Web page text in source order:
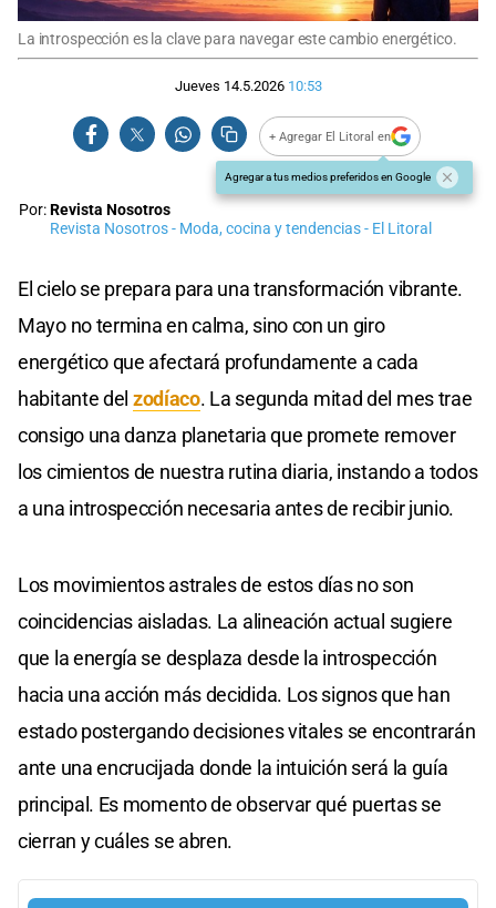
La introspección es la clave para navegar este cambio energético.
Jueves 14.5.2026 10:53
+ Agregar El Litoral en
Agregar a tus medios preferidos en Google
Por:Revista Nosotros
Revista Nosotros - Moda, cocina y tendencias - El Litoral
El cielo se prepara para una transformación vibrante.
Mayo no termina en calma, sino con un giro
energético que afectará profundamente a cada
habitante del zodíaco. La segunda mitad del mes trae
consigo una danza planetaria que promete remover
los cimientos de nuestra rutina diaria, instando a todos
a una introspección necesaria antes de recibir junio.
Los movimientos astrales de estos días no son
coincidencias aisladas. La alineación actual sugiere
que la energía se desplaza desde la introspección
hacia una acción más decidida. Los signos que han
estado postergando decisiones vitales se encontrarán
ante una encrucijada donde la intuición será la guía
principal. Es momento de observar qué puertas se
cierran y cuáles se abren.